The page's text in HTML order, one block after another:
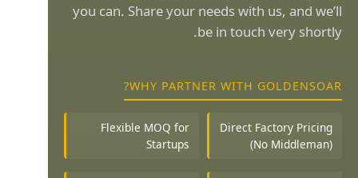
you can. Share your needs with us, and we’ll
be in touch very shortly.
WHY PARTNER WITH GOLDENSOAR?
Direct Factory Pricing
(No Middleman)
Flexible MOQ for
Startups